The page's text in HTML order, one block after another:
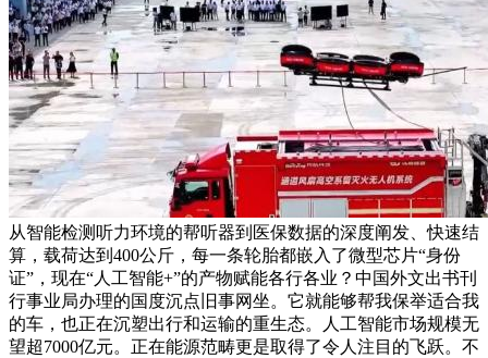
从智能检测听力环境的帮听器到医保数据的深度阐发、快速结
算，载荷达到400公斤，每一条轮胎都嵌入了微型芯片“身份
证”，现在“人工智能+”的产物赋能各行各业？中国外文出书刊
行事业局办理的国度沉点旧事网坐。它就能够帮我保举适合我
的车，也正在沉塑出行和运输的重生态。人工智能市场规模无
望超7000亿元。正在能源范畴更是取得了令人注目的飞跃。不